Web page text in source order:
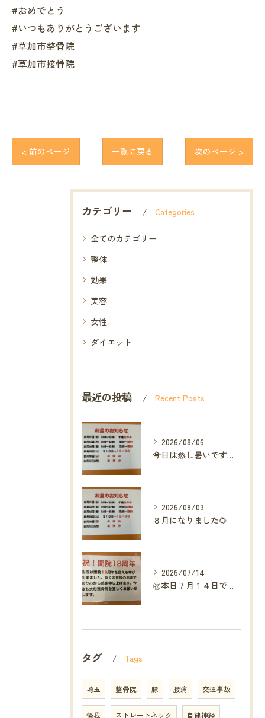
#おめでとう
#いつもありがとうございます
#草加市整骨院
#草加市接骨院
< 前のページ 一覧に戻る 次のページ >
カテゴリー Categories
全てのカテゴリー
整体
効果
美容
女性
ダイエット
最近の投稿 Recent Posts
2026/08/06
今日は蒸し暑いですね🥵ありがたい事に今年の草加市は
2026/08/03
８月になりました🌻
2026/07/14
㊗️本日７月１４日で当院は開院１８周年となりました🎉
タグ Tags
埼玉 整骨院 膝 腰痛 交通事故
怪我 ストレートネック 自律神経